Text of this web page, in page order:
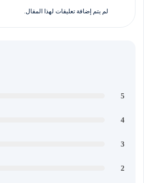
لم يتم إضافة تعليقات لهذا المقال.
5
4
3
2